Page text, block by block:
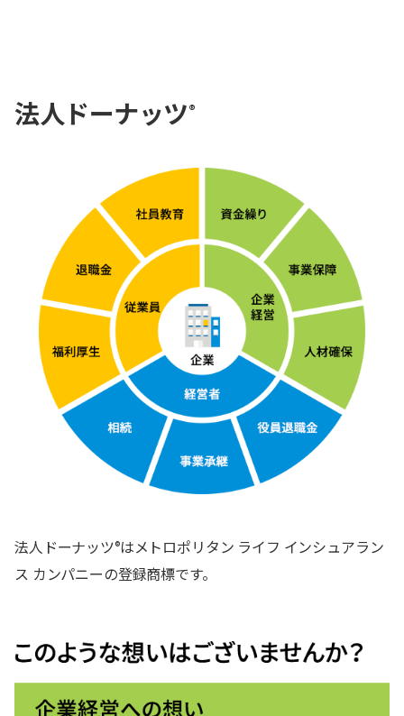
法人ドーナッツ®
法人ドーナッツ®はメトロポリタン ライフ インシュアラン
ス カンパニーの登録商標です。